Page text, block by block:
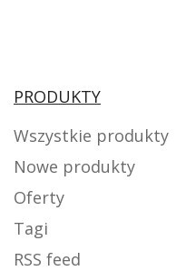
PRODUKTY
Wszystkie produkty
Nowe produkty
Oferty
Tagi
RSS feed